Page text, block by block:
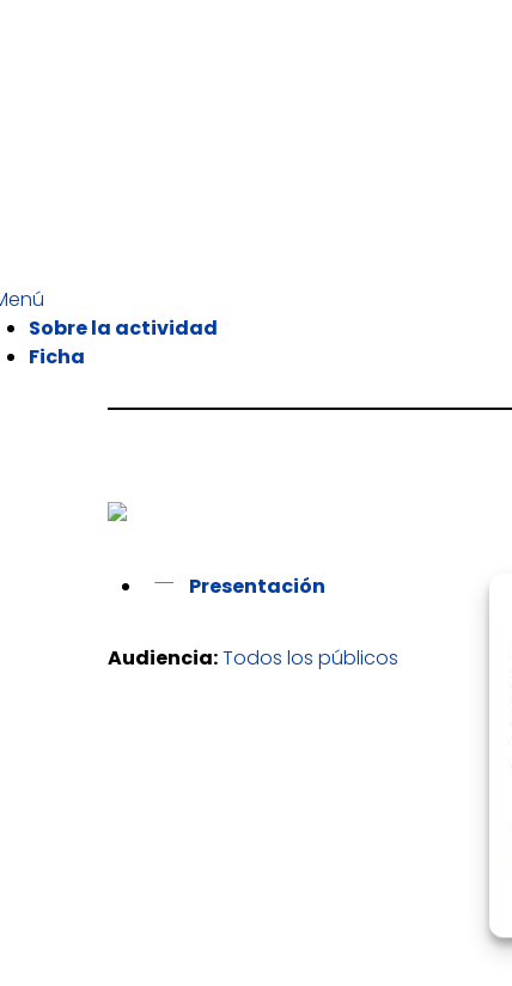
Sobre la actividad
Ficha
Presentación
Audiencia:Todos los públicos